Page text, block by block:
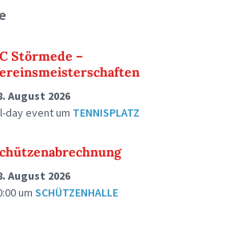
Störmede –
August 2026
day eventum TENNISPLATZ
August 2026
um SCHÜTZENHALLE